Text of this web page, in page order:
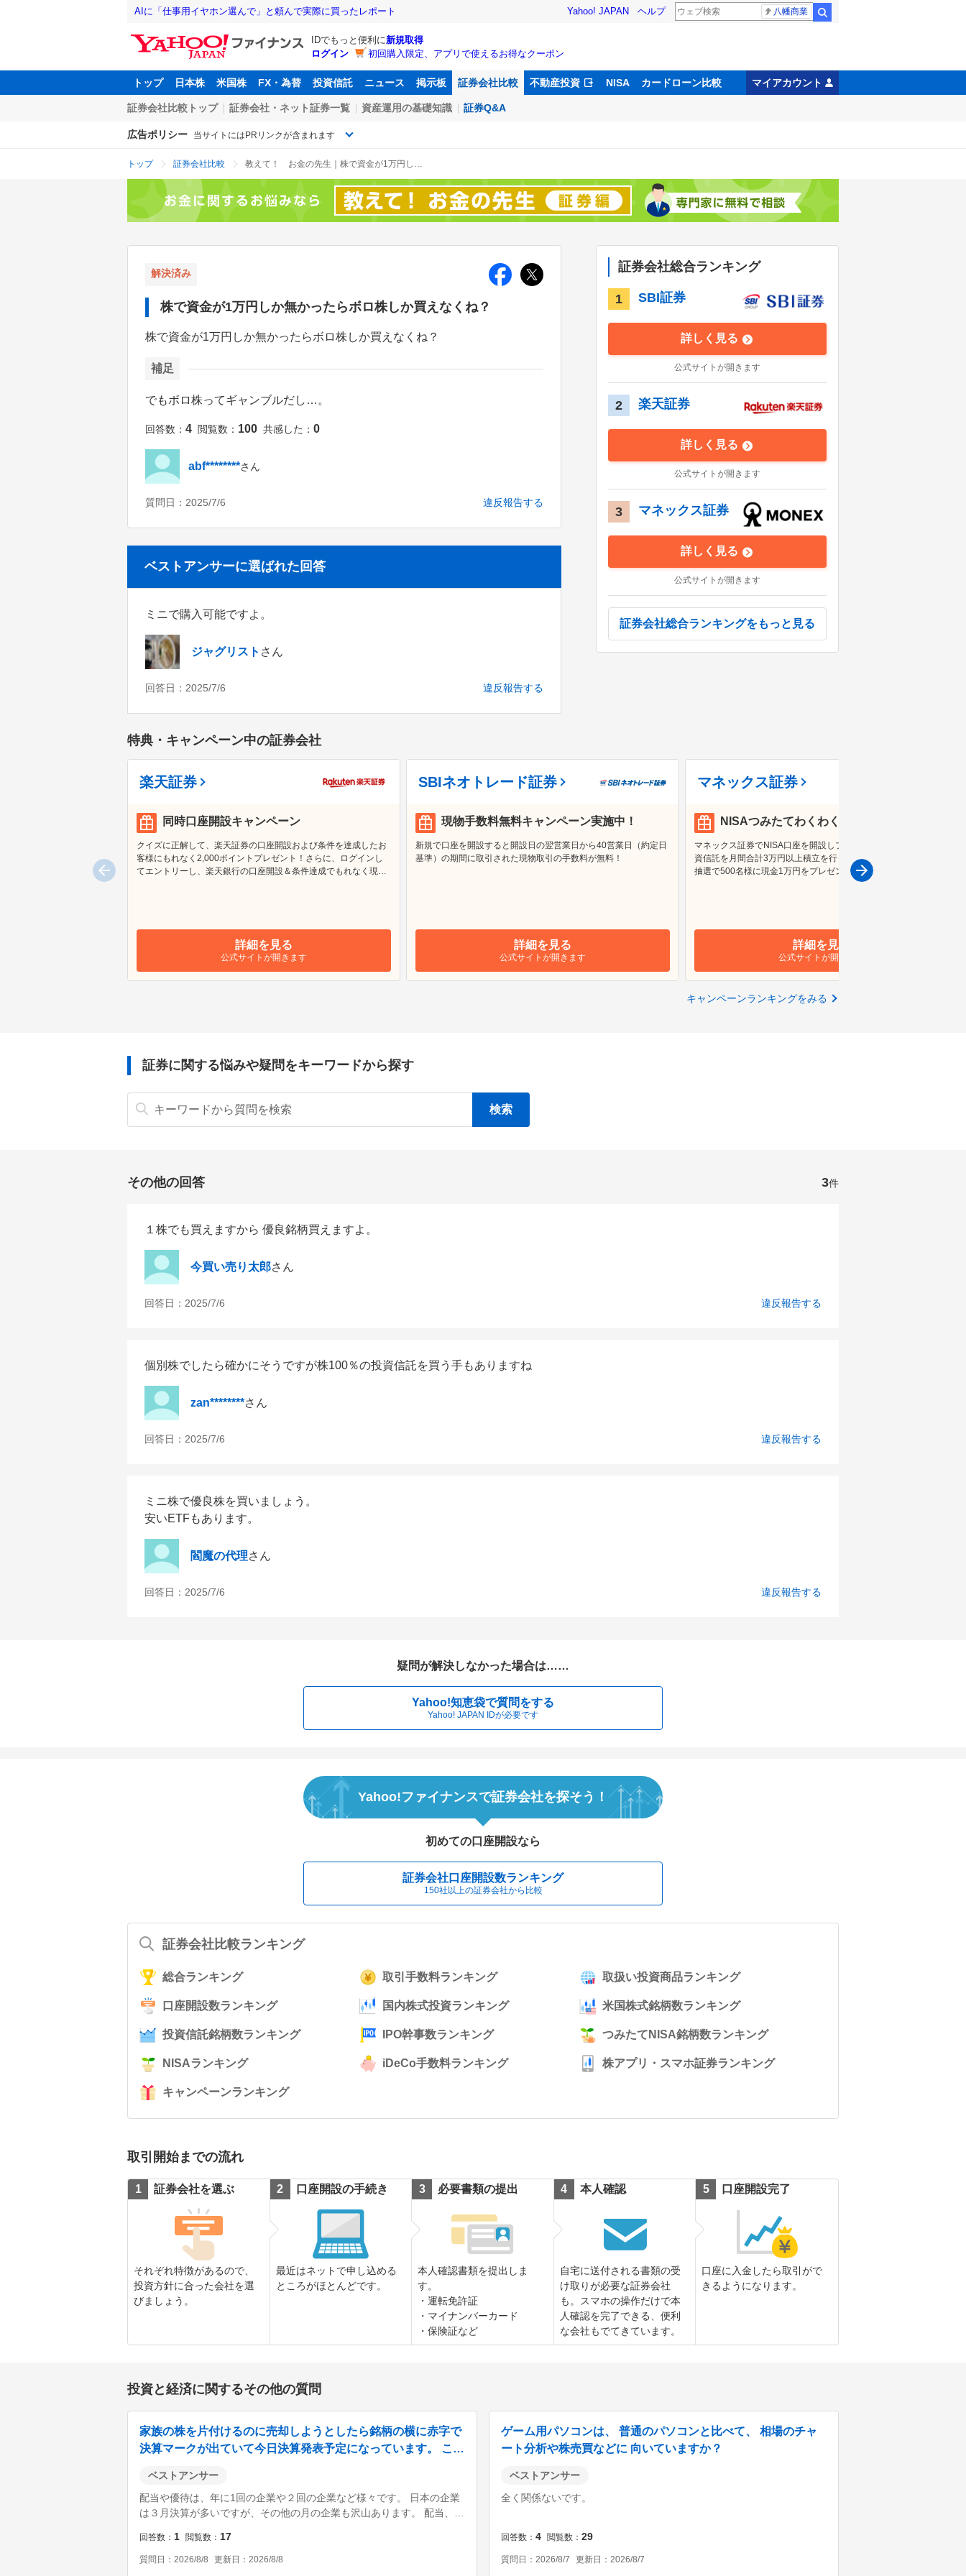
AIに「仕事用イヤホン選んで」と頼んで実際に買ったレポート Yahoo! JAPAN ヘルプ 八幡商業
IDでもっと便利に新規取得
ログイン
初回購入限定、アプリで使えるお得なクーポン
トップ 日本株 米国株 FX・為替 投資信託 ニュース 掲示板 証券会社比較 不動産投資 NISA カードローン比較 マイアカウント
証券会社比較トップ 証券会社・ネット証券一覧 資産運用の基礎知識 証券Q&A
広告ポリシー 当サイトにはPRリンクが含まれます
トップ 証券会社比較 教えて！ お金の先生｜株で資金が1万円しか無かったらボロ株しか買えなくね？
解決済み
株で資金が1万円しか無かったらボロ株しか買えなくね？
株で資金が1万円しか無かったらボロ株しか買えなくね？
補足
でもボロ株ってギャンブルだし…。
回答数： 4 閲覧数： 100 共感した： 0
abf********さん
質問日： 2025/7/6 違反報告する
ベストアンサーに選ばれた回答
ミニで購入可能ですよ。
ジャグリスト さん
回答日： 2025/7/6 違反報告する
証券会社総合ランキング
1 SBI証券
詳しく見る
公式サイトが開きます
2 楽天証券
詳しく見る
公式サイトが開きます
3 マネックス証券
詳しく見る
公式サイトが開きます
証券会社総合ランキングをもっと見る
特典・キャンペーン中の証券会社
楽天証券
同時口座開設キャンペーン
クイズに正解して、楽天証券の口座開設および条件を達成したお
客様にもれなく2,000ポイントプレゼント！さらに、ログインし
てエントリーし、楽天銀行の口座開設＆条件達成でもれなく現金
詳細を見る
公式サイトが開きます
SBIネオトレード証券
現物手数料無料キャンペーン実施中！
新規で口座を開設すると開設日の翌営業日から40営業日（約定日
基準）の期間に取引された現物取引の手数料が無料！
詳細を見る
公式サイトが開きます
マネックス証券
NISAつみたてわくわくプログラム
マネックス証券でNISA口座を開設しプログラムへエントリー&投
資信託を月間合計3万円以上積立を行ったお客様の中から、毎月
抽選で500名様に現金1万円をプレゼント！
詳細を見る
公式サイトが開きます
キャンペーンランキングをみる
証券に関する悩みや疑問をキーワードから探す
その他の回答 3件
１株でも買えますから 優良銘柄買えますよ。
今買い売り太郎さん
回答日： 2025/7/6 違反報告する
個別株でしたら確かにそうですが株100％の投資信託を買う手もありますね
zan********さん
回答日： 2025/7/6 違反報告する
ミニ株で優良株を買いましょう。
安いETFもあります。
閻魔の代理さん
回答日： 2025/7/6 違反報告する
疑問が解決しなかった場合は……
Yahoo!知恵袋で質問をする
Yahoo! JAPAN IDが必要です
Yahoo!ファイナンスで証券会社を探そう！
初めての口座開設なら
証券会社口座開設数ランキング
150社以上の証券会社から比較
証券会社比較ランキング
総合ランキング 取引手数料ランキング 取扱い投資商品ランキング
口座開設数ランキング 国内株式投資ランキング 米国株式銘柄数ランキング
投資信託銘柄数ランキング IPO幹事数ランキング つみたてNISA銘柄数ランキング
NISAランキング iDeCo手数料ランキング 株アプリ・スマホ証券ランキング
キャンペーンランキング
取引開始までの流れ
証券会社を選ぶ
それぞれ特徴があるので、
投資方針に合った会社を選
びましょう。
口座開設の手続き
最近はネットで申し込める
ところがほとんどです。
必要書類の提出
本人確認書類を提出しま
す。
運転免許証
マイナンバーカード
保険証など
本人確認
自宅に送付される書類の受
け取りが必要な証券会社
も。スマホの操作だけで本
人確認を完了できる、便利
な会社もでてきています。
口座開設完了
口座に入金したら取引がで
きるようになります。
投資と経済に関するその他の質問
家族の株を片付けるのに売却しようとしたら銘柄の横に赤字で
決算マークが出ていて今日決算発表予定になっています。 この
ベストアンサー
配当や優待は、年に1回の企業や２回の企業など様々です。 日本の企業
は３月決算が多いですが、その他の月の企業も沢山あります。 配当、優
後、４５日以内に公開される企業がほとんどです。 なので、決算発表日
の売却で、配当や優待の影...
回答数 1 閲覧数 17
質問日 2026/8/8 更新日 2026/8/8
ゲーム用パソコンは、 普通のパソコンと比べて、 相場のチャ
ート分析や株売買などに 向いていますか？
ベストアンサー
全く関係ないです。
回答数 4 閲覧数 29
質問日 2026/8/7 更新日 2026/8/7